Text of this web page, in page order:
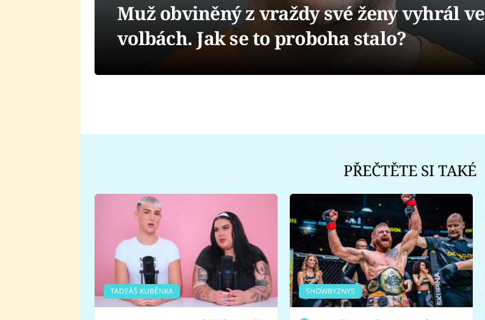
Muž obviněný z vraždy své ženy vyhrál ve
volbách. Jak se to proboha stalo?
PŘEČTĚTE SI TAKÉ
TADEÁŠ KUBĚNKA SHOWBYZNYS